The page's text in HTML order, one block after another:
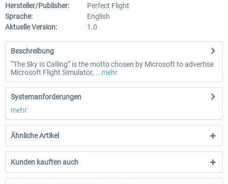
Hersteller/Publisher:
Perfect Flight
Sprache:
English
Aktuelle Version:
1.0
Beschreibung
“The Sky Is Calling” is the motto chosen by Microsoft to advertise
Microsoft Flight Simulator,... mehr
Systemanforderungen
mehr
Ähnliche Artikel
Kunden kauften auch